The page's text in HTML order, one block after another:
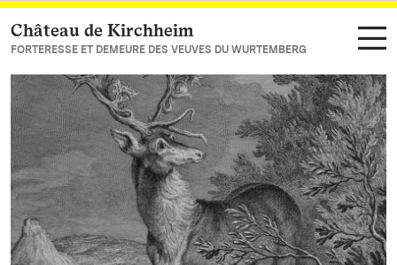
Vers la page d’accueil
Château de Kirchheim
FORTERESSE ET DEMEURE DES VEUVES DU WURTEMBERG